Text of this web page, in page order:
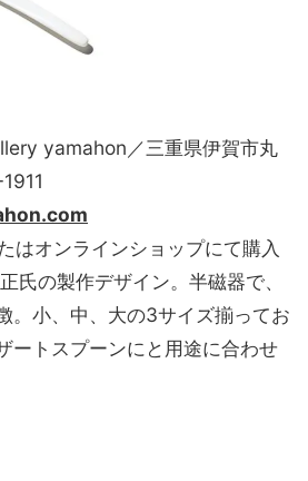
yamahon／三重県伊賀市丸
はオンラインショップにて購入
氏の製作デザイン。半磁器で、
。小、中、大の3サイズ揃ってお
ートスプーンにと用途に合わせ